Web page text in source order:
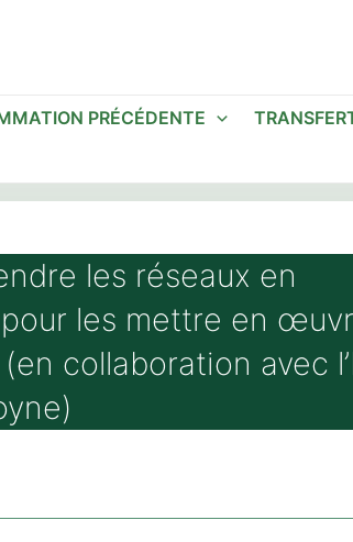
PRÉCÉDENTE
les réseaux en
les mettre en
collaboration avec